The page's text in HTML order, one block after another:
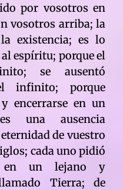
por vosotros en
vosotros arriba; la
existencia; es lo
espíritu; porque el
se ausentó
infinito; porque
encerrarse en un
una ausencia
de vuestro
cada uno pidió
en un lejano y
Tierra; de